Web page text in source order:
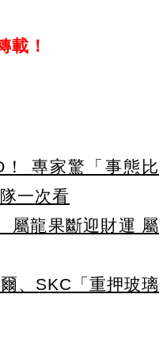
載！
專家驚「事態比
一次看
屬龍果斷迎財運 屬
、SKC「重押玻璃